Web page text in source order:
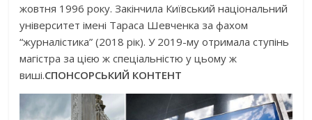
жовтня 1996 року. Закінчила Київський національний
університет імені Тараса Шевченка за фахом
“журналістика” (2018 рік). У 2019-му отримала ступінь
магістра за цією ж спеціальністю у цьому ж
виші.СПОНСОРСЬКИЙ КОНТЕНТ